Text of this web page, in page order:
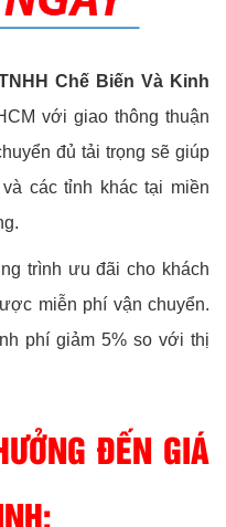
Chế Biến Và Kinh
với giao thông thuận
đủ tải trọng sẽ giúp
các tỉnh khác tại miền
trình ưu đãi cho khách
miễn phí vận chuyển.
phí giảm 5% so với thị
ĐẾN GIÁ